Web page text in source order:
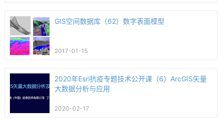
GIS空间数据库（62）数字表面模型
2017-01-15
2020年Esri抗疫专题技术公开课（6）ArcGIS矢量
大数据分析与应用
2020-02-17